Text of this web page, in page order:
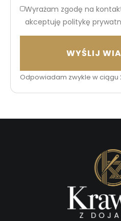
Wyrażam zgodę na
akceptuję politykę
WYŚLIJ
Odpowiadam zwykle w ciągu